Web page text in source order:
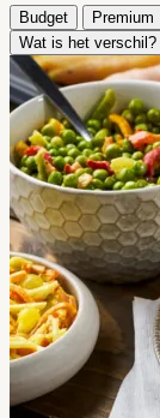
Budget Premium
Wat is het verschil?